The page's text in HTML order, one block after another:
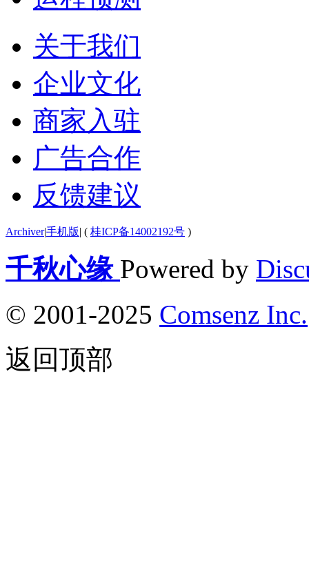
关于我们
企业文化
商家入驻
广告合作
反馈建议
Archiver|手机版| ( 桂ICP备14002192号 )
千秋心缘 Powered by
© 2001-2025 Comsenz Inc.
返回顶部